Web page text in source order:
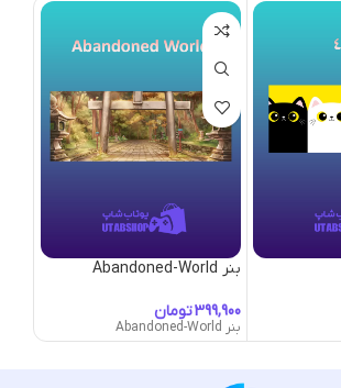
بنر Abandoned-World
تومان
بنر Abandoned-World